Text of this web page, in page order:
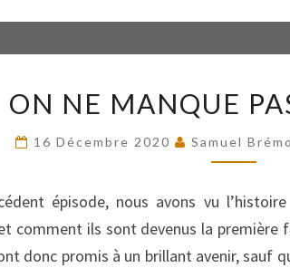
NE
PAS
(2/2)
ON NE MANQUE
16 Décembre 2020 Samuel
épisode, nous avons vu
comment ils sont devenus la
donc promis à un brillant avenir, sauf